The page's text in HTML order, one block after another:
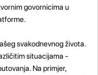
govornicima u
svakodnevnog života.
situacijama -
Na primjer,